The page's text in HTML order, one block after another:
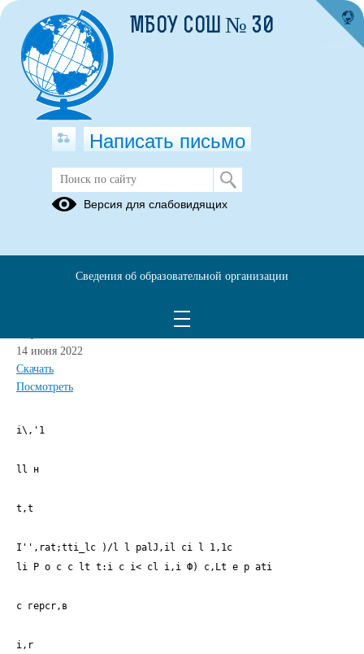
Распоряжение (приказ) органа ГК
выездной проверки в МБОУ СОШ №
30 от 09.06.2021 № 86 по пожарному
14 июня 2022
Скачать
Посмотреть
i\,'1
ll н
t,t
I'',rat;tti_lc )/l l palJ,il ci l 1,1c
li Р о с с lt t:i с i< сl i,i Ф) c,Lt e р ati
с герсr,в
i,r
МБОУ СОШ № 30
Написать письмо
Версия для слабовидящих
Сведения об образовательной организации